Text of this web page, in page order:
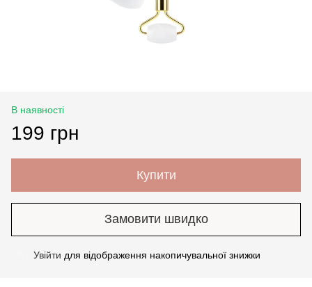
В наявності
199 грн
Купити
Замовити швидко
Увійти для відображення накопичувальної знижки